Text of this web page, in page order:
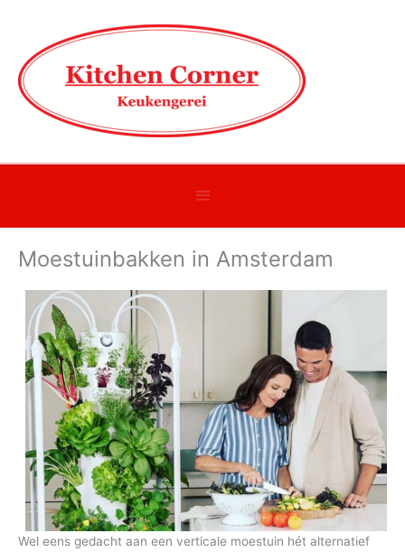
balk
Moestuinbakken in Amsterdam
Wel eens gedacht aan een verticale moestuin hét alternatief